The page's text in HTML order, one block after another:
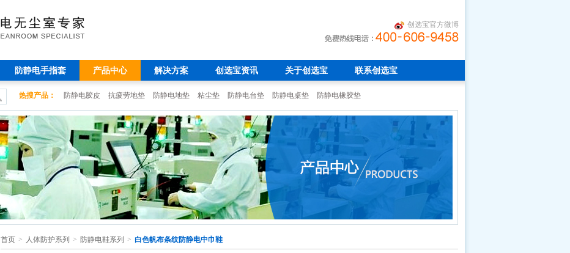
创选宝官方微博
防静电手指套 产品中心 解决方案 创选宝资讯 关于创选宝 联系创选宝
热搜产品： 防静电胶皮 抗疲劳地垫 防静电地垫 粘尘垫 防静电台垫 防静电桌垫 防静电橡胶垫
首页 > 人体防护系列 > 防静电鞋系列 > 白色帆布条纹防静电中巾鞋